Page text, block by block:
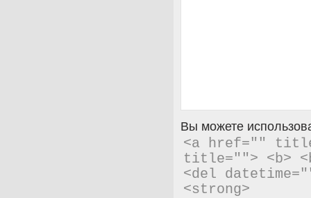
Вы можете
<a href=""
title=""> <b>
<del
<strong>